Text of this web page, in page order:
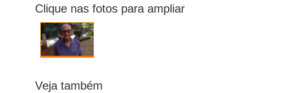
Clique nas fotos para ampliar
Veja também